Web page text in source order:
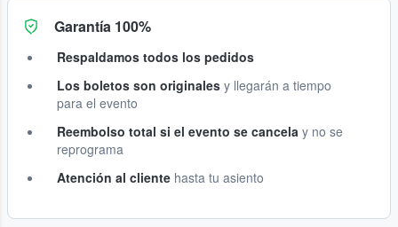
Garantía 100%
Respaldamos todos los pedidos
Los boletos son originales y llegarán a tiempo
para el evento
Reembolso total si el evento se cancela y no se
reprograma
Atención al cliente hasta tu asiento